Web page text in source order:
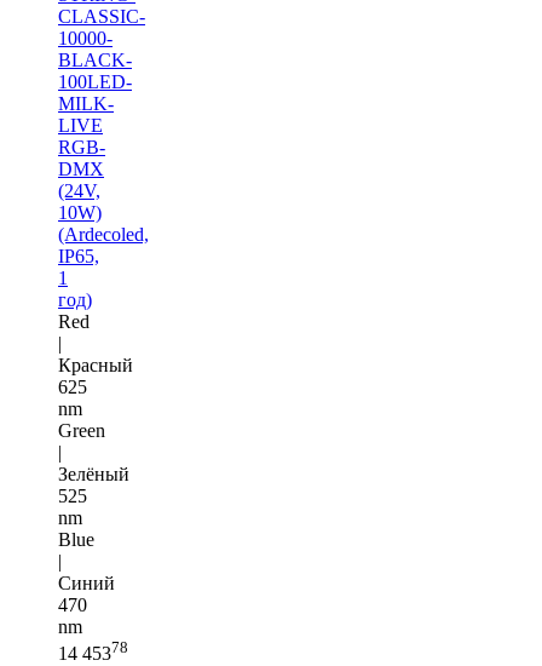
CLASSIC-
10000-
BLACK-
100LED-
MILK-
LIVE
RGB-
DMX
(24V,
10W)
(Ardecoled,
IP65,
1
год)
Red
|
Красный
625
nm
Green
|
Зелёный
525
nm
Blue
|
Синий
470
nm
14 45378